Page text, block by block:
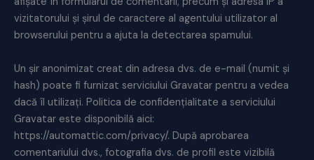
vizitatorului și șirul de caractere al agentului utilizator al
browserului pentru a ajuta la detectarea spamului.
Un șir anonimizat creat din adresa dvs. de e-mail (numit și
hash) poate fi furnizat serviciului Gravatar pentru a vedea
dacă îl utilizați. Politica de confidențialitate a serviciului
Gravatar este disponibilă aici:
https://automattic.com/privacy/. După aprobarea
comentariului dvs., fotografia dvs. de profil este vizibilă